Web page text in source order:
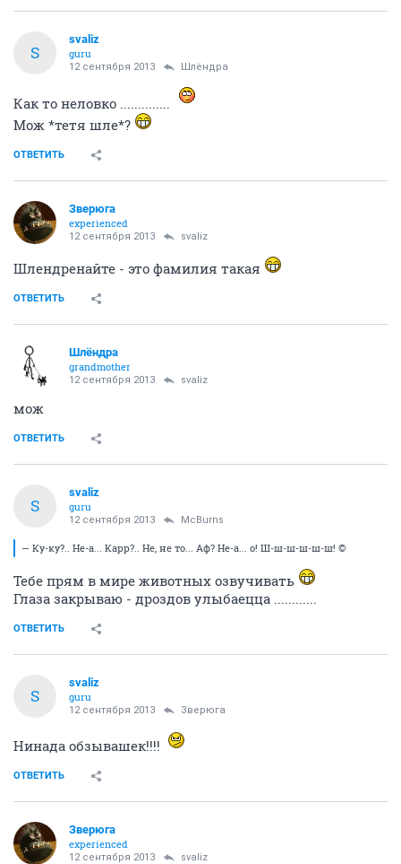
S
svaliz
guru
12 сентября 2013 Шлёндра
Как то неловко ..............
Мож *тетя шле*?
ОТВЕТИТЬ
Зверюга
experienced
12 сентября 2013 svaliz
Шлендренайте - это фамилия такая
ОТВЕТИТЬ
Шлёндра
grandmother
12 сентября 2013 svaliz
мож
ОТВЕТИТЬ
S
svaliz
guru
12 сентября 2013 McBurns
— Ку-ку?.. Не-а... Карр?.. Не, не то... Аф? Не-а... о! Ш-ш-ш-ш-ш-ш! ©
Тебе прям в мире животных озвучивать
Глаза закрываю - дроздов улыбаецца ............
ОТВЕТИТЬ
S
svaliz
guru
12 сентября 2013 Зверюга
Нинада обзывашек!!!!
ОТВЕТИТЬ
Зверюга
experienced
12 сентября 2013 svaliz